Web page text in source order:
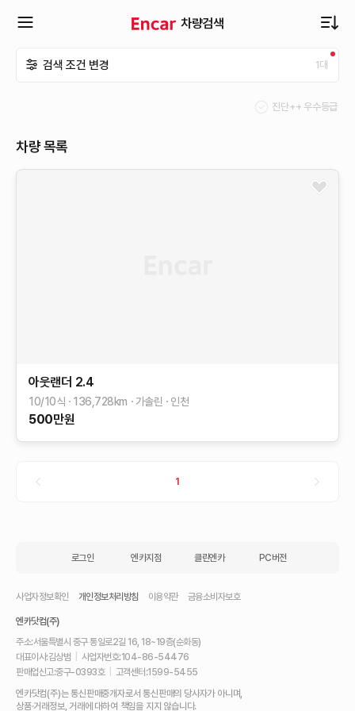
차량검색
뉴
검색 조건 변경 1대
진단++ 우수등급
차량 목록
아웃랜더 2.4
10/10식 136,728km 가솔린 인천
500만원
1
로그인 엔카지점 클린엔카 PC버전
사업자정보확인 개인정보처리방침 이용약관 금융소비자보호
엔카닷컴(주)
주소:서울특별시 중구 통일로2길 16, 18~19층(순화동)
대표이사:김상범 사업자번호:104-86-54476
판매업신고:중구-0393호 고객센터:1599-5455
차
엔카닷컴(주)는 통신판매중개자로서 통신판매의 당사자가 아니며,
상품·거래정보, 거래에 대하여 책임을 지지 않습니다.